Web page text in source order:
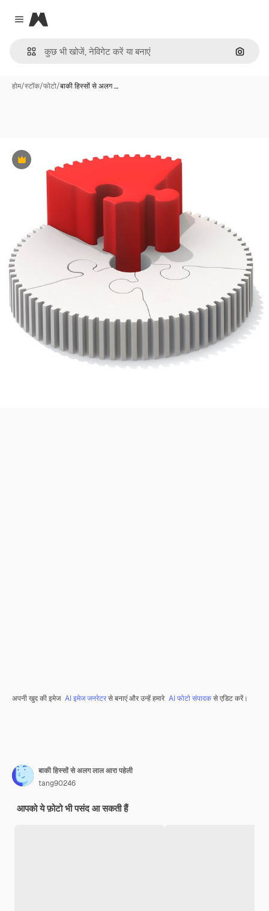
Close menu
Magnific
इमेज से
होम/स्टॉक/फोटो/बाकी हिस्सों से अलग …
Premium
अपनी खुद की इमेज AI इमेज जनरेटरसे बनाएं और उन्हें हमारे AI फोटो संपादकसे एडिट करें।
बाकी हिस्सों से अलग लाल आरा पहेली
tang90246
आपको ये फ़ोटो भी पसंद आ सकती हैं